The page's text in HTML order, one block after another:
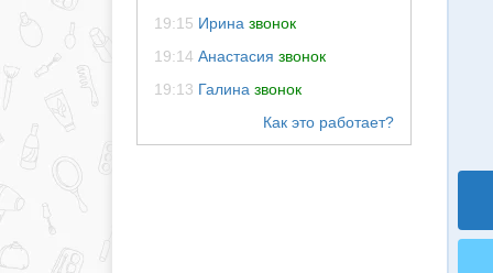
19:15 Ирина звонок
19:14 Анастасия звонок
19:13 Галина звонок